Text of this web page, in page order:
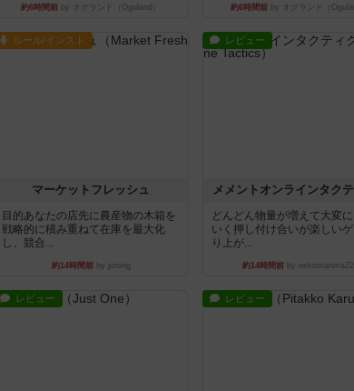
約6時間前 by オグランド（Oguland） 約6時間前 by オグランド（
ルール/インスト
マーケットフレッシュ
目的あなたの店先に農産物の木箱を
戦略的に積み重ねて在庫を最大化
し、競合...
約14時間前by jurong
レビュー
メメントオンラインタク
どんどん物量が増えて大変
いく押し付け合いが楽しい
り上が...
約14時間前 by
レビュー レビュー